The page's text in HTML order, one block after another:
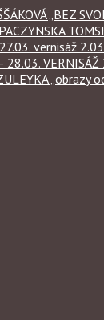
„BEZ
vernisáž
28.03.